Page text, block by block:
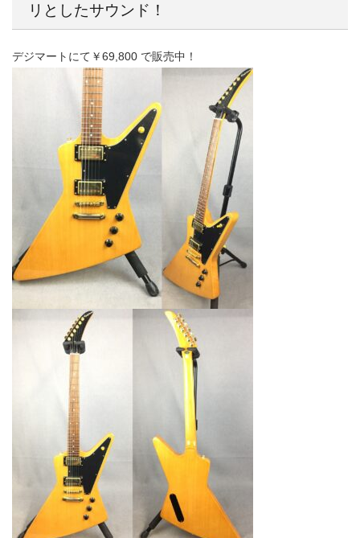
リとしたサウンド！
デジマートにて￥69,800 で販売中！